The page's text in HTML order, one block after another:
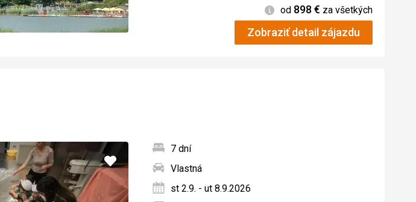
Informácie
od 898 € za všetkých
Zobraziť detail zájazdu
Pridať
do
obľúbených
7 dní
Vlastná
st 2.9. - ut 8.9.2026